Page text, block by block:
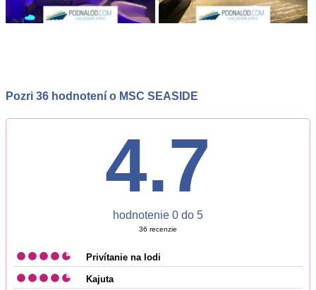
Pozri 36 hodnotení o MSC SEASIDE
4.7
hodnotenie 0 do 5
36 recenzie
Privítanie na lodi
Kajuta